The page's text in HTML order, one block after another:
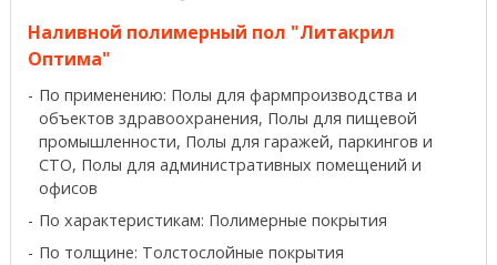
Наливной полимерный пол "Литакрил
Оптима"
По применению: Полы для фармпроизводства и
объектов здравоохранения, Полы для пищевой
промышленности, Полы для гаражей, паркингов и
СТО, Полы для административных помещений и
офисов
По характеристикам: Полимерные покрытия
По толщине: Толстослойные покрытия